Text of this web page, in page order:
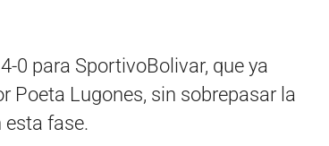
0 para SportivoBolivar, que ya
Poeta Lugones, sin sobrepasar la
esta fase.